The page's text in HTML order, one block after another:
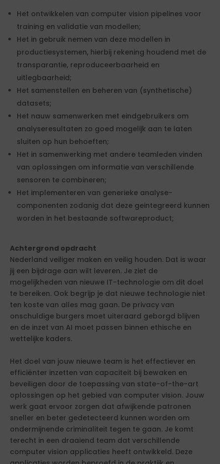
Het ontwikkelen van computer vision pipelines voor
training en validatie van modellen;
Het in gebruik nemen van deze modellen in
productiesystemen, hierbij rekening houdend met de
transparantie, reproduceerbaarheid en
uitlegbaarheid;
Het samenstellen en beheren van (synthetische)
datasets;
Het nauw samenwerken met eindgebruikers om
analyseresultaten zo goed mogelijk aan te laten
sluiten op hun behoeften;
Het in samenwerking met andere teamleden vinden
van oplossingen om informatie van verschillende
sensoren te combineren;
Het implementeren van generieke analyse-
componenten zodanig dat deze geintegreerd kunnen
worden in het bestaande softwareproduct;
Achtergrond opdracht
Nederland veiliger maken en veilig houden. Dat is waar
jij een bijdrage aan wilt leveren. Je ziet de
mogelijkheden van nieuwe IT-technologie om dit doel
te bereiken. Ook begrijp je dat nieuwe technologie niet
ten koste van alles mag gaan. De privacy van
onschuldige burgers moet uiteraard geborgd blijven
en de inzet van AI moet passen binnen ethische en
wettelijke kaders.
Het doel van jouw nieuwe team is het effectiever en
efficiënter inzetten van capaciteit bij bewaken en
beveiligen door de toepassing van state-of-the-art
oplossingen op het gebied van computer vision. Jouw
werk gaat ervoor zorgen dat afwijkende patronen
sneller en beter gedetecteerd kunnen worden om
ondermijnende criminaliteit tegen te gaan. Je komt
terecht in een draaiend team dat verschillende
computer vision applicaties heeft ontwikkeld. Deze